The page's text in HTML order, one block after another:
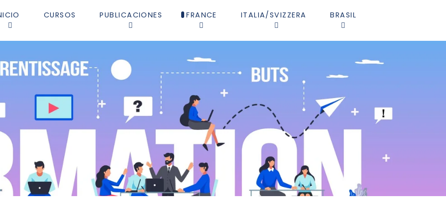
CURSOS PUBLICACIONES FRANCE ITALIA/SVIZZERA BRASIL